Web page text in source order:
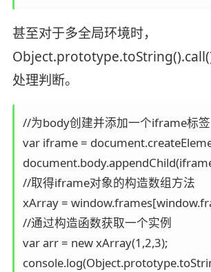
甚至对于多全局环境时，
处理判断。
//为body创建并添加一个iframe标签
var iframe =
//取得iframe对象的构造数组方法
xArray =
//通过构造函数获取一个实例
var arr = new xArray(1,2,3);